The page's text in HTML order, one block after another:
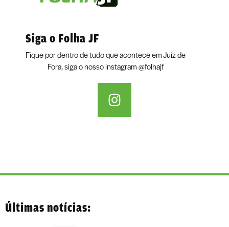
Siga o Folha JF
Fique por dentro de tudo que acontece em Juiz de
Fora, siga o nosso instagram@folhajf
Últimas notícias: